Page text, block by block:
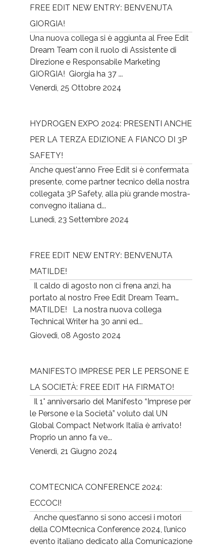
FREE EDIT NEW ENTRY: BENVENUTA
GIORGIA!
Una nuova collega si è aggiunta al Free Edit
Dream Team con il ruolo di Assistente di
Direzione e Responsabile Marketing
GIORGIA! Giorgia ha 37 ...
Venerdì, 25 Ottobre 2024
HYDROGEN EXPO 2024: PRESENTI ANCHE
PER LA TERZA EDIZIONE A FIANCO DI 3P
SAFETY!
Anche quest'anno Free Edit si è confermata
presente, come partner tecnico della nostra
collegata 3P Safety, alla più grande mostra-
convegno italiana d...
Lunedì, 23 Settembre 2024
FREE EDIT NEW ENTRY: BENVENUTA
MATILDE!
Il caldo di agosto non ci frena anzi, ha
portato al nostro Free Edit Dream Team…
MATILDE! La nostra nuova collega
Technical Writer ha 30 anni ed...
Giovedì, 08 Agosto 2024
MANIFESTO IMPRESE PER LE PERSONE E
LA SOCIETÀ: FREE EDIT HA FIRMATO!
Il 1° anniversario del Manifesto “Imprese per
le Persone e la Società” voluto dal UN
Global Compact Network Italia è arrivato!
Proprio un anno fa ve...
Venerdì, 21 Giugno 2024
COMTECNICA CONFERENCE 2024:
ECCOCI!
Anche quest’anno si sono accesi i motori
della COMtecnica Conference 2024, l’unico
evento italiano dedicato alla Comunicazione